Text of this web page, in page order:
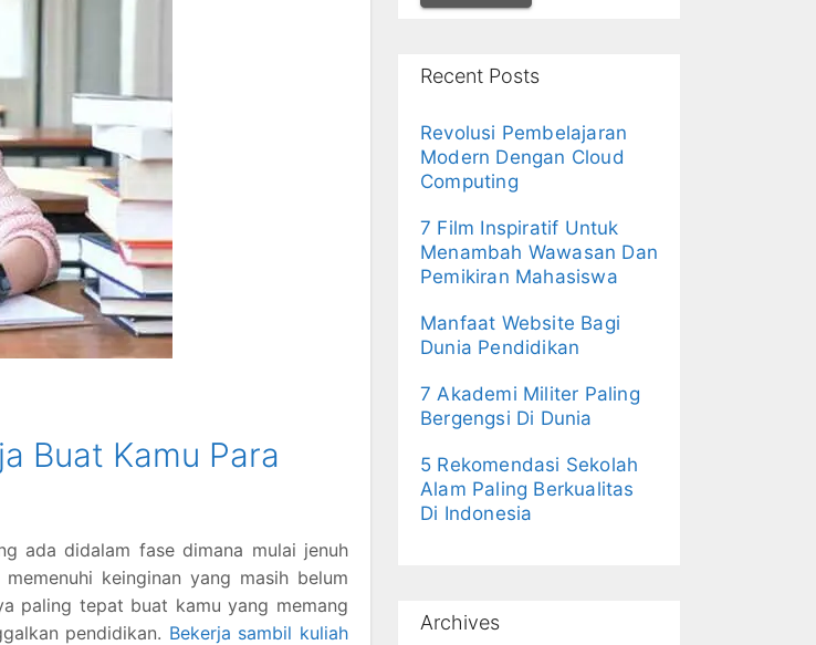
Buat Kamu Para
ada didalam fase dimana mulai jenuh
keinginan yang masih belum
paling tepat buat kamu yang memang
pendidikan. Bekerja sambil kuliah
Recent Posts
Revolusi Pembelajaran
Modern Dengan Cloud
Computing
7 Film Inspiratif Untuk
Menambah Wawasan Dan
Pemikiran Mahasiswa
Manfaat Website Bagi
Dunia Pendidikan
7 Akademi Militer Paling
Bergengsi Di Dunia
5 Rekomendasi Sekolah
Alam Paling Berkualitas
Di Indonesia
Archives